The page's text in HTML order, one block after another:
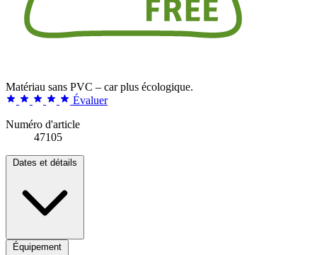
Matériau sans PVC – car plus écologique.
Évaluer
Numéro d'article
47105
Dates et détails
Équipement